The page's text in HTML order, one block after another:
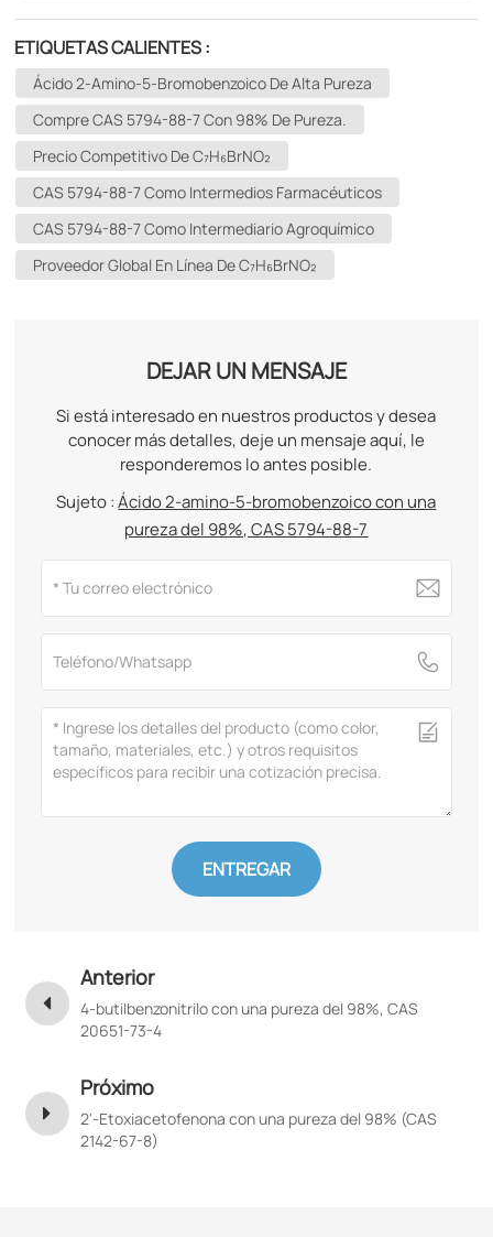
ETIQUETAS CALIENTES :
Ácido 2-Amino-5-Bromobenzoico De Alta Pureza
Compre CAS 5794-88-7 Con 98% De Pureza.
Precio Competitivo De C₇H₆BrNO₂
CAS 5794-88-7 Como Intermedios Farmacéuticos
CAS 5794-88-7 Como Intermediario Agroquímico
Proveedor Global En Línea De C₇H₆BrNO₂
DEJAR UN MENSAJE
Si está interesado en nuestros productos y desea
conocer más detalles, deje un mensaje aquí, le
responderemos lo antes posible.
Sujeto :Ácido 2-amino-5-bromobenzoico con una
pureza del 98%, CAS 5794-88-7
ENTREGAR
Anterior
4-butilbenzonitrilo con una pureza del 98%, CAS
20651-73-4
Próximo
2'-Etoxiacetofenona con una pureza del 98% (CAS
2142-67-8)